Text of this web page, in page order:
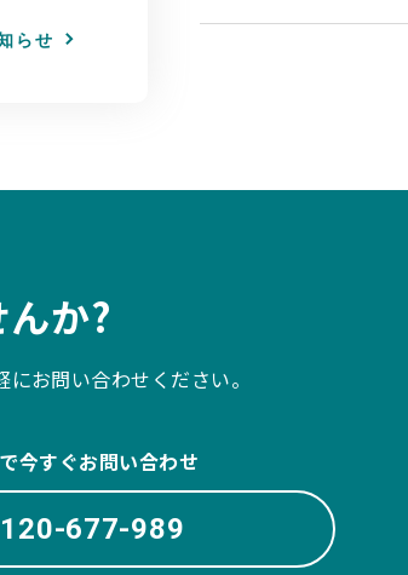
らせ
か?
お問い合わせください。
今すぐお問い合わせ
677-989